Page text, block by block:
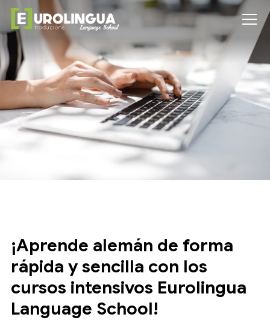
¡Aprende alemán de forma
rápida y sencilla con los
cursos intensivos Eurolingua
Language School!